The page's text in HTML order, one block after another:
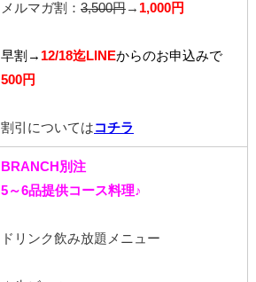
メルマガ割： 3,500円 → 1,000円
早割→ 12/18迄LINEからのお申込みで
500円
割引については コチラ
BRANCH別注
5～6品提供コース料理♪
ドリンク飲み放題メニュー